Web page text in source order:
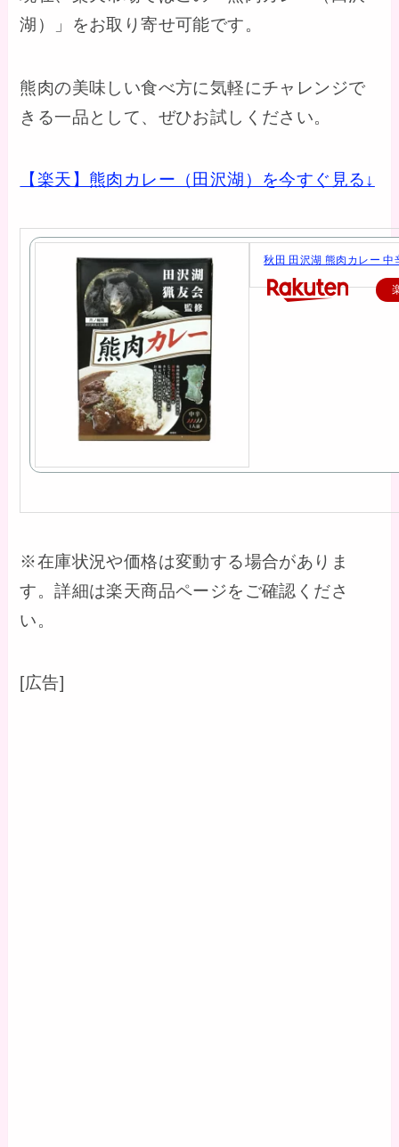
湖）」をお取り寄せ可能です。
熊肉の美味しい食べ方に気軽にチャレンジで
きる一品として、ぜひお試しください。
【楽天】熊肉カレー（田沢湖）を今すぐ見る↓
秋田 田沢湖 熊肉カレー 中
※在庫状況や価格は変動する場合がありま
す。詳細は楽天商品ページをご確認くださ
い。
[広告]